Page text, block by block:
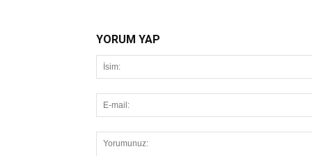
YORUM YAP